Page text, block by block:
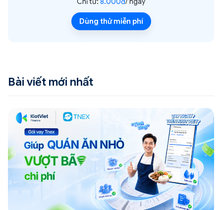
Dùng thử miễn phí
Bài viết mới nhất